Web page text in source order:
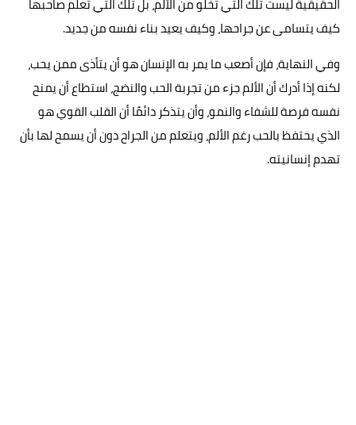
كيف يتسامى عن جراحها، وكيف يعيد بناء نفسه من جديد.
وفي النهاية، فإن أصعب ما يمر به الإنسان هو أن يتأذى ممن يحب،
لكنه إذا أدرك أن الألم جزء من تجربة الحب والنضج، استطاع أن يمنح
نفسه فرصة للشفاء والنمو، وأن يتذكر دائمًا أن القلب القوي هو
الذي يحتفظ بالحب رغم الألم، ويتعلم من الجراح دون أن يسمح لها بأن
تهدم إنسانيته.